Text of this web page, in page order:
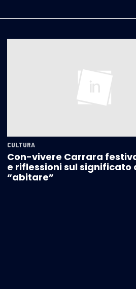
CULTURA
Con-vivere Carrara
e riflessioni sul significato
“abitare”